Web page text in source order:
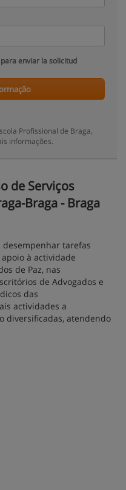
para enviar la solicitud
Profissional de Braga,
informações.
de Serviços
Braga - Braga
tarefas
à actividade
de Paz, nas
de Advogados e
das
actividades a
diversificadas, atendendo